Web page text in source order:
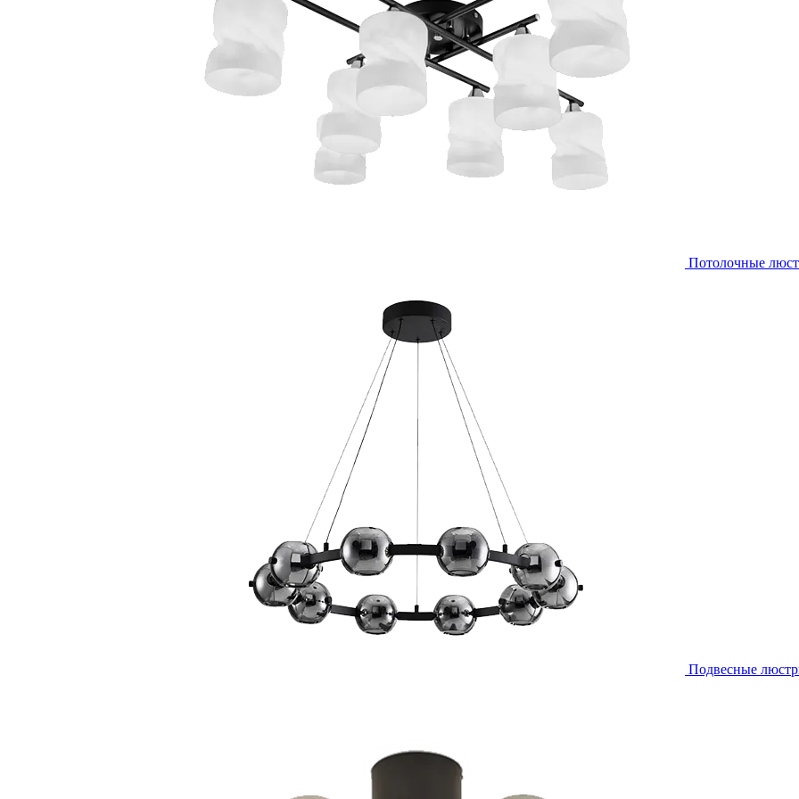
Потолочные
Подвесные